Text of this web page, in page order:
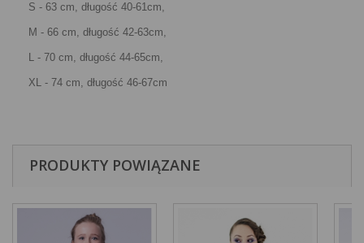
S - 63 cm, długość 40-61cm,
M - 66 cm, długość 42-63cm,
L - 70 cm, długość 44-65cm,
XL - 74 cm, długość 46-67cm
PRODUKTY POWIĄZANE